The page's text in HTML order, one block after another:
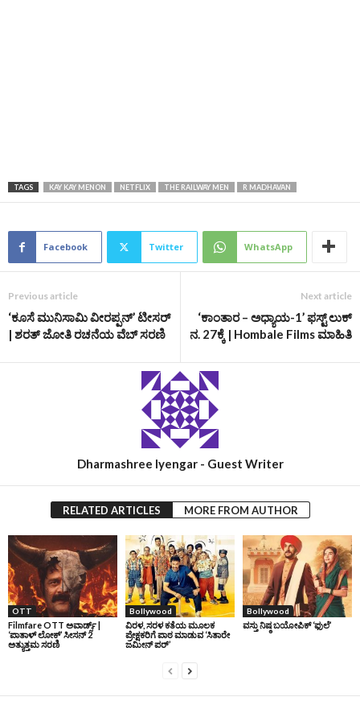
TAGS KAY KAY MENON NETFLIX THE RAILWAY MEN R MADHAVAN
Facebook Twitter WhatsApp
Previous article
‘ಕೂಸೆ ಮುನಿಸಾಮಿ ವೀರಪ್ಪನ್’ ಟೀಸರ್‌
| ಶರತ್ ಜೋತಿ ರಚನೆಯ ವೆಬ್‌ ಸರಣಿ
Next article
‘ಕಾಂತಾರ – ಅಧ್ಯಾಯ-1’ ಫಸ್ಟ್‌ ಲುಕ್‌
ನ. 27ಕ್ಕೆ | Hombale Films ಮಾಹಿತಿ
Dharmashree Iyengar - Guest Writer
RELATED ARTICLES MORE FROM AUTHOR
OTT
Filmfare OTT ಅವಾರ್ಡ್ಸ್‌ |
‘ಪಾತಾಳ್‌ ಲೋಕ್‌’ ಸೀಸನ್‌ 2
ಅತ್ಯುತ್ತಮ ಸರಣಿ
Bollywood
ವಿರಳ, ಸರಳ ಕತೆಯ ಮೂಲಕ
ಪ್ರೇಕ್ಷಕರಿಗೆ ಪಾಠ ಮಾಡುವ ‘ಸಿತಾರೇ
ಜಮೀನ್‌ ಪರ್’
Bollywood
ವಸ್ತು ನಿಷ್ಠ ಬಯೋಪಿಕ್‌ ‘ಫುಲೆ’